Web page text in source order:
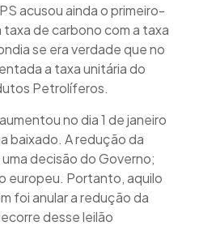
acusou ainda o primeiro-
de carbono com a taxa
se era verdade que no
a taxa unitária do
Petrolíferos.
no dia 1 de janeiro
baixado. A redução da
decisão do Governo;
europeu. Portanto, aquilo
foi anular a redução da
desse leilão